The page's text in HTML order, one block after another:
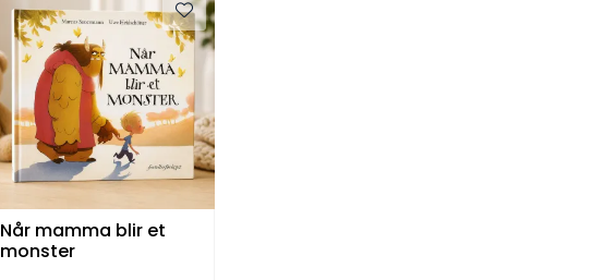
Når mamma blir et
monster